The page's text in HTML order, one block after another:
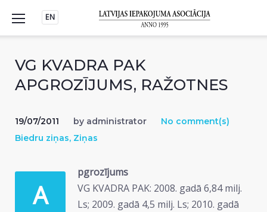
content
EN
VG KVADRA PAK
APGROZĪJUMS, RAŽOTNES
19/07/2011 by administrator
No comment(s)
Biedru ziņas, Ziņas
A
pgrozījums
VG KVADRA PAK: 2008. gadā 6,84 milj.
Ls; 2009. gadā 4,5 milj. Ls; 2010. gadā